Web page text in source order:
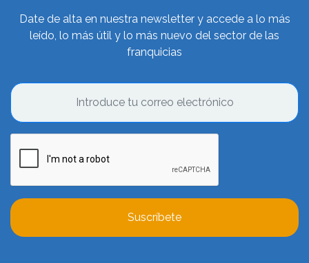
Date de alta en nuestra newsletter y accede a lo más
leído, lo más útil y lo más nuevo del sector de las
franquicias
Suscríbete